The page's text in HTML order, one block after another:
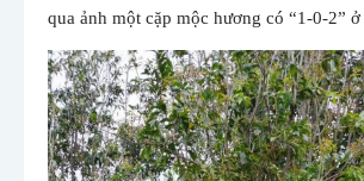
qua ảnh một cặp mộc hương có “1-0-2”